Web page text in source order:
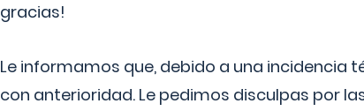
gracias!
Le informamos que, debido a una incidencia
con anterioridad. Le pedimos disculpas por